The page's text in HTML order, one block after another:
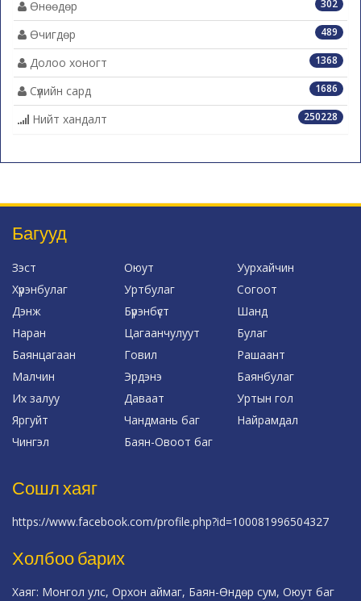
302
Өнөөдөр
489
Өчигдөр
1368
Долоо хоногт
1686
Сүүлийн сард
250228
Нийт хандалт
Багууд
Зэст Оюут
Уурхайчин
Хүрэнбулаг
Уртбулаг
Согоот
Дэнж
Бүрэнбүст
Шанд
Наран
Цагаанчулуут
Булаг
Баянцагаан
Говил
Рашаант
Малчин
Эрдэнэ
Баянбулаг
Их залуу
Даваат
Уртын гол
Яргуйт
Чандмань баг
Найрамдал
Чингэл
Баян-Овоот баг
Сошл хаяг
https://www.facebook.com/profile.php?id=100081996504327
Холбоо барих
Хаяг: Монгол улс, Орхон аймаг, Баян-Өндөр сум, Оюут баг